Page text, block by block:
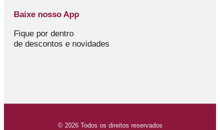
Baixe nosso App
Fique por dentro
de descontos e novidades
© 2026 Todos os direitos reservados